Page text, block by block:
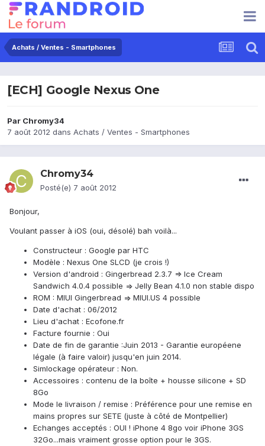
Achats / Ventes - Smartphones
[ECH] Google Nexus One
Par Chromy34
7 août 2012 dans Achats / Ventes - Smartphones
Chromy34
Posté(e) 7 août 2012
Bonjour,
Voulant passer à iOS (oui, désolé) bah voilà...
Constructeur : Google par HTC
Modèle : Nexus One SLCD (je crois !)
Version d'android : Gingerbread 2.3.7 => Ice Cream
Sandwich 4.0.4 possible => Jelly Bean 4.1.0 non stable dispo
ROM : MIUI Gingerbread => MIUI.US 4 possible
Date d'achat : 06/2012
Lieu d'achat : Ecofone.fr
Facture fournie : Oui
Date de fin de garantie :Juin 2013 - Garantie européene
légale (à faire valoir) jusqu'en juin 2014.
Simlockage opérateur : Non.
Accessoires : contenu de la boîte + housse silicone + SD
8Go
Mode le livraison / remise : Préférence pour une remise en
mains propres sur SETE (juste à côté de Montpellier)
Echanges acceptés : OUI ! iPhone 4 8go voir iPhone 3GS
32Go...mais vraiment grosse option pour le 3GS.